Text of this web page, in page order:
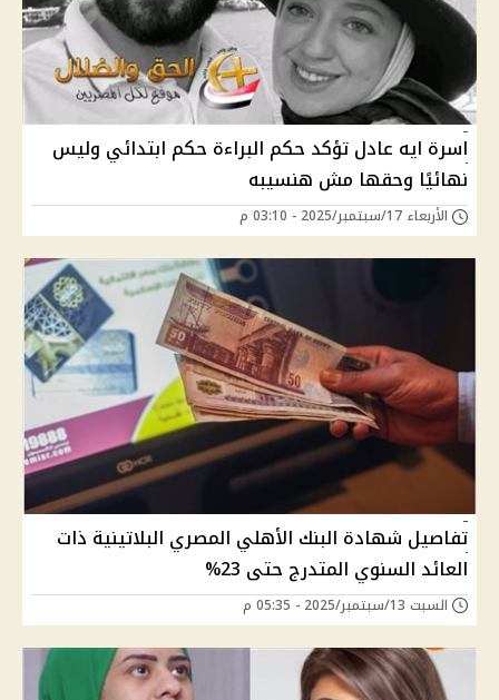
اسرة ايه عادل تؤكد حكم البراءة حكم ابتدائي وليس
نهائيًا وحقها مش هنسيبه
الأربعاء 17/سبتمبر/2025 - 03:10 م
تفاصيل شهادة البنك الأهلي المصري البلاتينية ذات
العائد السنوي المتدرج حتى 23%
السبت 13/سبتمبر/2025 - 05:35 م